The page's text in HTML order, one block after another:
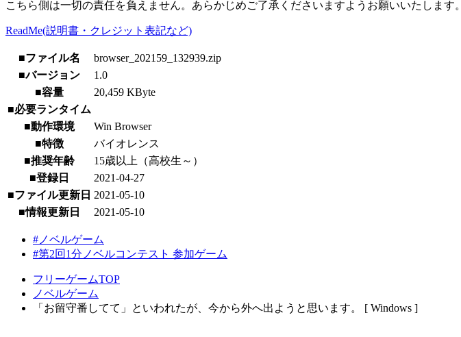
こちら側は一切の責任を負えません。あらかじめご了承くださいますようお願いいたします。
ReadMe(説明書・クレジット表記など)
■ファイル名
browser_202159_132939.zip
■バージョン
1.0
■容量
20,459 KByte
■必要ランタイム
■動作環境
Win Browser
■特徴
バイオレンス
■推奨年齢
15歳以上（高校生～）
■登録日
2021-04-27
■ファイル更新日 2021-05-10
■情報更新日
2021-05-10
#ノベルゲーム
#第2回1分ノベルコンテスト 参加ゲーム
フリーゲームTOP
ノベルゲーム
「お留守番してて」といわれたが、今から外へ出ようと思います。 [ Windows ]